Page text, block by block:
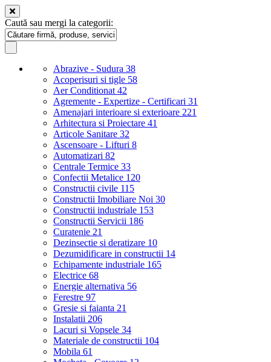
Caută sau mergi la categorii:
Abrazive - Sudura 38
Acoperisuri si tigle 58
Aer Conditionat 42
Agremente - Expertize - Certificari 31
Amenajari interioare si exterioare 221
Arhitectura si Proiectare 41
Articole Sanitare 32
Ascensoare - Lifturi 8
Automatizari 82
Centrale Termice 33
Confectii Metalice 120
Constructii civile 115
Constructii Imobiliare Noi 30
Constructii industriale 153
Constructii Servicii 186
Curatenie 21
Dezinsectie si deratizare 10
Dezumidificare in constructii 14
Echipamente industriale 165
Electrice 68
Energie alternativa 56
Ferestre 97
Gresie si faianta 21
Instalatii 206
Lacuri si Vopsele 34
Materiale de constructii 104
Mobila 61